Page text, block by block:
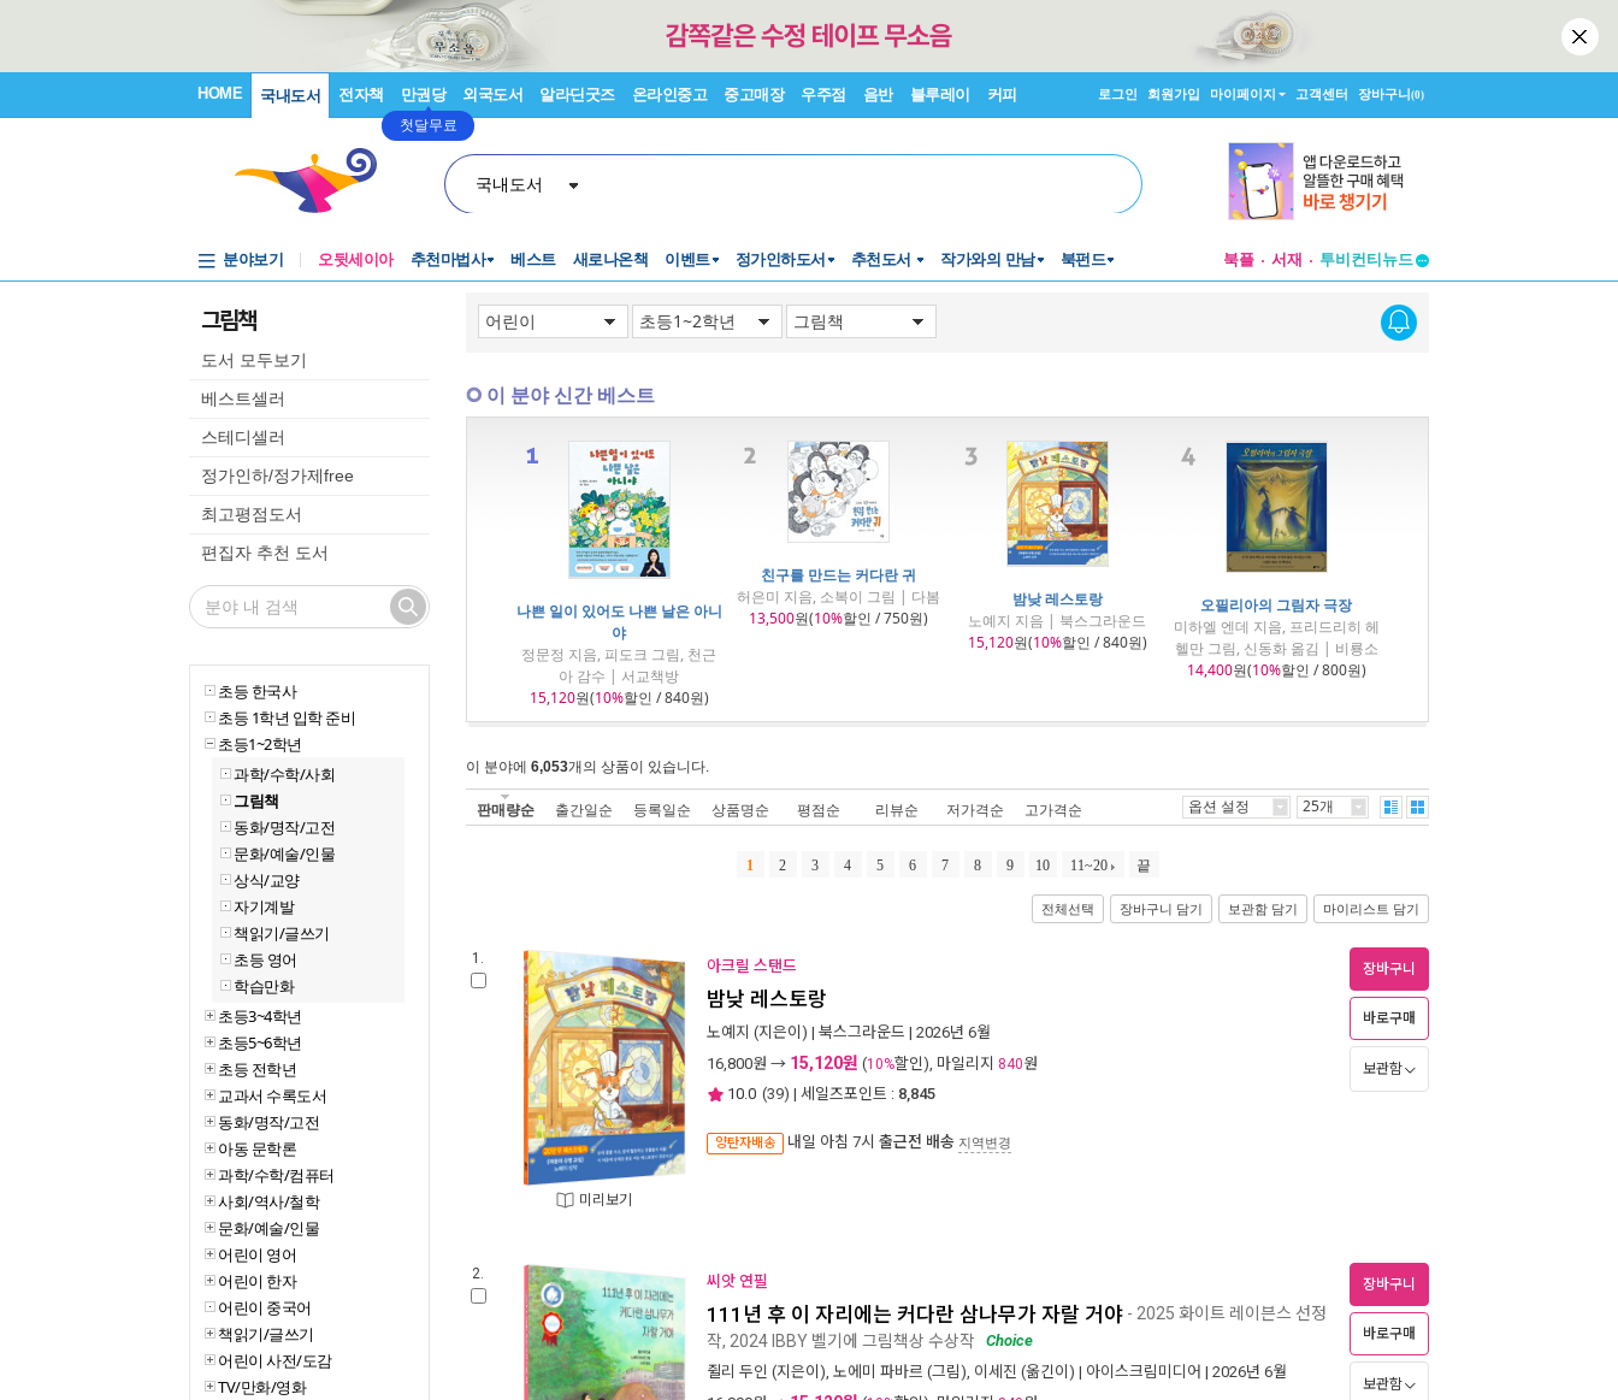
HOME 국내도서 전자책 만권당
첫달무료
외국도서 알라딘굿즈 온라인중고 중고매장 우주점 음반 블루레이 커피 로그인 회원가입 마이페이지 고객센터 장바구니(0)
국내도서
분야보기 오뒷세이아 추천마법사 베스트 새로나온책 이벤트 정가인하도서 추천도서 작가와의 만남 북펀드 북플 서재
투비컨티뉴드
투비컨티뉴드
그림책
도서 모두보기
베스트셀러
스테디셀러
정가인하/정가제free
최고평점도서
편집자 추천 도서
초등 한국사
초등 1학년 입학 준비
초등1~2학년
과학/수학/사회
그림책
동화/명작/고전
문화/예술/인물
상식/교양
자기계발
책읽기/글쓰기
초등 영어
학습만화
초등3~4학년
초등5~6학년
초등 전학년
교과서 수록도서
동화/명작/고전
아동 문학론
과학/수학/컴퓨터
사회/역사/철학
문화/예술/인물
어린이 영어
어린이 한자
어린이 중국어
책읽기/글쓰기
어린이 사전/도감
TV/만화/영화
이 분야 신간 베스트
나쁜 일이 있어도 나쁜 날은 아니
야
정문정 지음, 피도크 그림, 천근
아 감수 | 서교책방
15,120원(10%할인 / 840원)
친구를 만드는 커다란 귀
허은미 지음, 소복이 그림 | 다봄
13,500원(10%할인 / 750원)
밤낮 레스토랑
노예지 지음 | 북스그라운드
15,120원(10%할인 / 840원)
오필리아의 그림자 극장
미하엘 엔데 지음, 프리드리히 헤
헬만 그림, 신동화 옮김 | 비룡소
14,400원(10%할인 / 800원)
이 분야에 6,053개의 상품이 있습니다.
판매량순 출간일순 등록일순 상품명순 평점순 리뷰순 저가격순 고가격순 옵션 설정 25개
1 2 3 4 5 6 7 8 9 10 11~20 끝
전체선택 장바구니 담기 보관함 담기 마이리스트 담기
1.
미리보기
아크릴 스탠드
밤낮 레스토랑
노예지 (지은이) | 북스그라운드 | 2026년 6월
16,800원 → 15,120원 (10%할인), 마일리지 840원
10.0 (39) | 세일즈포인트 : 8,845
양탄자배송 내일 아침 7시 출근전 배송 지역변경
장바구니
바로구매
보관함
2. 씨앗 연필
111년 후 이 자리에는 커다란 삼나무가 자랄 거야 - 2025 화이트 레이븐스 선정
작, 2024 IBBY 벨기에 그림책상 수상작
Choice
쥘리 두인 (지은이), 노에미 파바르 (그림), 이세진 (옮긴이) | 아이스크림미디어 | 2026년 6월
장바구니
바로구매
보관함